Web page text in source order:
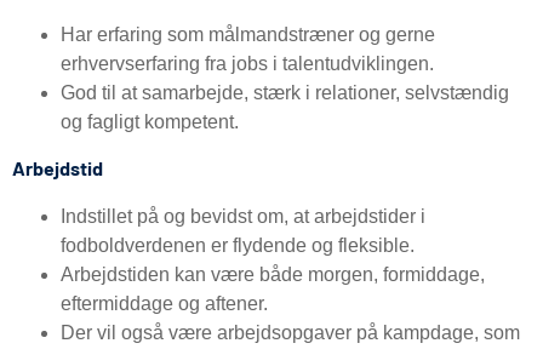
Har erfaring som målmandstræner og gerne
erhvervserfaring fra jobs i talentudviklingen.
God til at samarbejde, stærk i relationer, selvstændig
og fagligt kompetent.
Arbejdstid
Indstillet på og bevidst om, at arbejdstider i
fodboldverdenen er flydende og fleksible.
Arbejdstiden kan være både morgen, formiddage,
eftermiddage og aftener.
Der vil også være arbejdsopgaver på kampdage, som